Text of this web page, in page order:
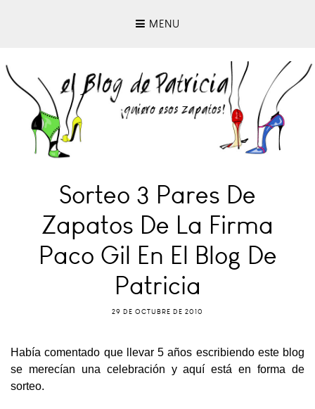
MENU
Sorteo 3 Pares De
Zapatos De La Firma
Paco Gil En El Blog De
Patricia
29 DE OCTUBRE DE 2010
Había comentado que llevar 5 años escribiendo este blog
se merecían una celebración y aquí está en forma de
sorteo.